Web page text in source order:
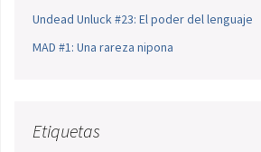
Undead Unluck #23: El poder del lenguaje
MAD #1: Una rareza nipona
Etiquetas